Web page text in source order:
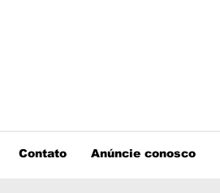
Contato Anúncie conosco